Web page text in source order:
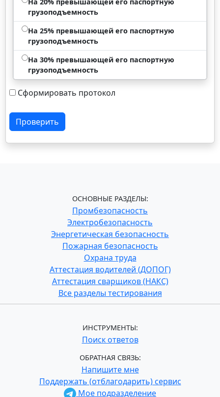
грузоподъемность
На 25% превышающей его паспортную
грузоподъемность
На 30% превышающей его паспортную
грузоподъемность
Сформировать протокол
Проверить
ОСНОВНЫЕ РАЗДЕЛЫ:
Промбезопасность
Электробезопасность
Энергетическая безопасность
Пожарная безопасность
Охрана труда
Аттестация водителей (ДОПОГ)
Аттестация сварщиков (НАКС)
Все разделы тестирования
ИНСТРУМЕНТЫ:
Поиск ответов
ОБРАТНАЯ СВЯЗЬ:
Напишите мне
Поддержать (отблагодарить) сервис
Мое подразделение